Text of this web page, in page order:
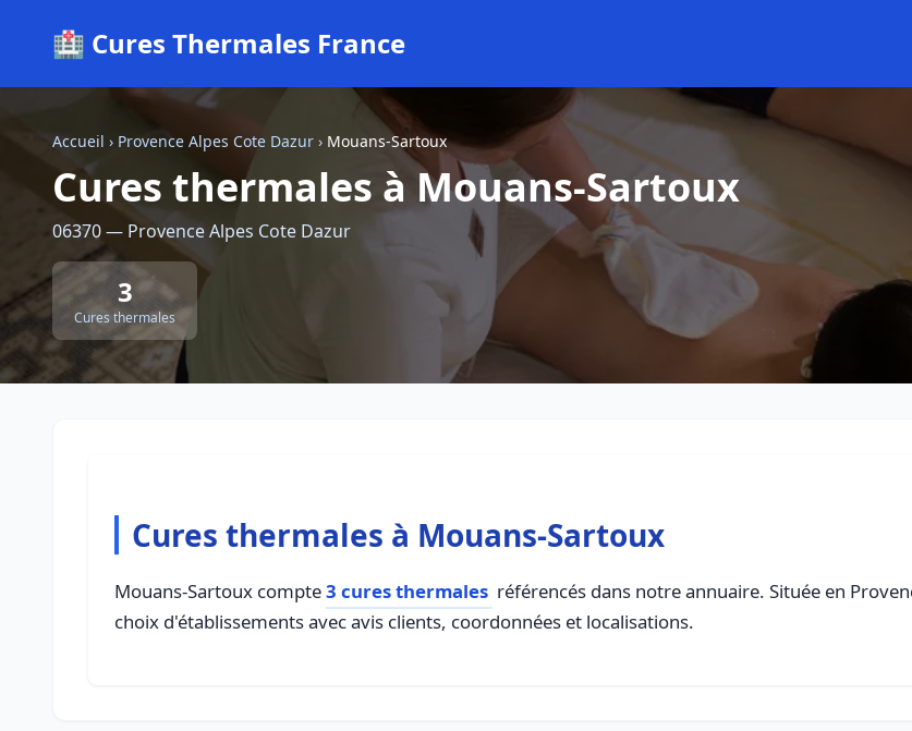
🏥 Cures Thermales France
Accueil › Provence Alpes Cote Dazur › Mouans-Sartoux
Cures thermales à Mouans-Sartoux
06370 — Provence Alpes Cote Dazur
3
Cures thermales
Cures thermales à Mouans-Sartoux
Mouans-Sartoux compte3 cures thermales référencés dans notre annuaire. Située en
choix d'établissements avec avis clients, coordonnées et localisations.